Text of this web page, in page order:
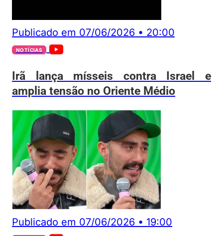
Publicado em 07/06/2026 • 20:00
NOTÍCIAS
Irã lança mísseis contra Israel e
amplia tensão no Oriente Médio
Publicado em 07/06/2026 • 19:00